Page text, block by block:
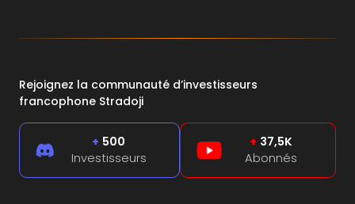
Rejoignez la communauté d’investisseurs
francophone Stradoji
+ 500
Investisseurs
+ 37,5K
Abonnés